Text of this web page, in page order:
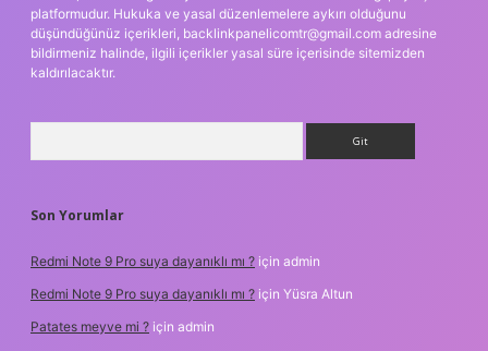
platformudur. Hukuka ve yasal düzenlemelere aykırı olduğunu
düşündüğünüz içerikleri, backlinkpanelicomtr@gmail.com adresine
bildirmeniz halinde, ilgili içerikler yasal süre içerisinde sitemizden
kaldırılacaktır.
Son Yorumlar
Redmi Note 9 Pro suya dayanıklı mı ? için admin
Redmi Note 9 Pro suya dayanıklı mı ? için Yüsra Altun
Patates meyve mi ? için admin